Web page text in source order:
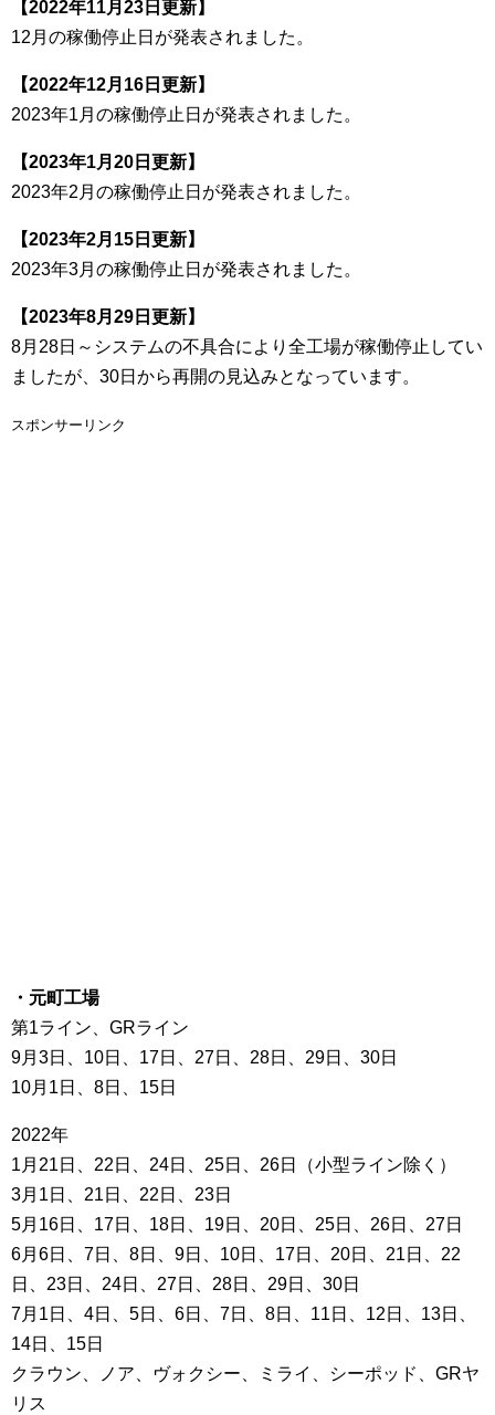
【2022年11月23日更新】
12月の稼働停止日が発表されました。
【2022年12月16日更新】
2023年1月の稼働停止日が発表されました。
【2023年1月20日更新】
2023年2月の稼働停止日が発表されました。
【2023年2月15日更新】
2023年3月の稼働停止日が発表されました。
【2023年8月29日更新】
8月28日～システムの不具合により全工場が稼働停止してい
ましたが、30日から再開の見込みとなっています。
スポンサーリンク
・元町工場
第1ライン、GRライン
9月3日、10日、17日、27日、28日、29日、30日
10月1日、8日、15日
2022年
1月21日、22日、24日、25日、26日（小型ライン除く）
3月1日、21日、22日、23日
5月16日、17日、18日、19日、20日、25日、26日、27日
6月6日、7日、8日、9日、10日、17日、20日、21日、22
日、23日、24日、27日、28日、29日、30日
7月1日、4日、5日、6日、7日、8日、11日、12日、13日、
14日、15日
クラウン、ノア、ヴォクシー、ミライ、シーポッド、GRヤ
リス